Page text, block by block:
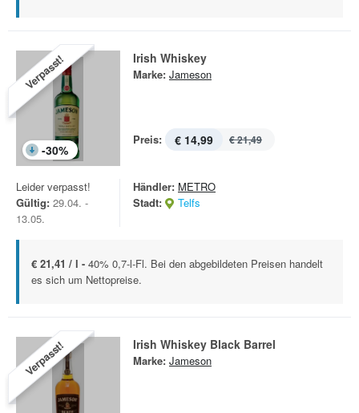
Verpasst!
-30%
Irish Whiskey
Marke: Jameson
Preis: € 14,99 € 21,49
Leider verpasst!
Gültig: 29.04. -
13.05.
Händler: METRO
Stadt:
Telfs
€ 21,41 / l - 40% 0,7-l-Fl. Bei den abgebildeten Preisen handelt
es sich um Nettopreise.
Verpasst! Irish Whiskey Black Barrel
Marke: Jameson